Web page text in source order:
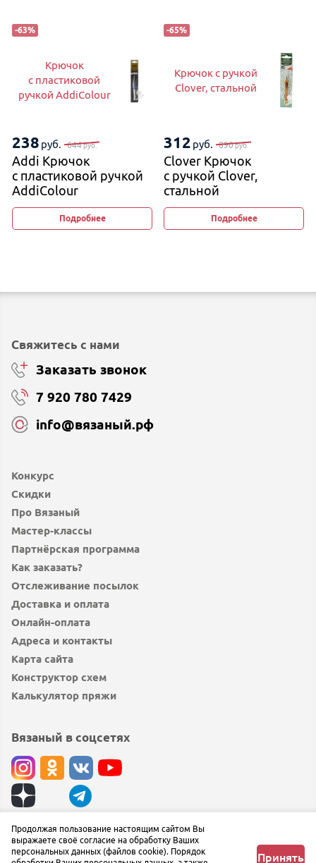
-63%
Крючок
с пластиковой
ручкой AddiColour
238 руб. 644руб.
Addi Крючок
с пластиковой ручкой
AddiColour
Подробнее
-65%
Крючок с ручкой
Clover, стальной
312 руб. 890руб.
Clover Крючок
с ручкой Clover,
стальной
Подробнее
Конкурс
Скидки
Про Вязаный
Мастер-классы
Партнёрская программа
Как заказать?
Отслеживание посылок
Доставка и оплата
Онлайн-оплата
Адреса и контакты
Карта сайта
Конструктор схем
Калькулятор пряжи
Свяжитесь с нами
Заказать звонок
7 920 780 7429
info@вязаный.рф
Вязаный в соцсетях
© вязаный.рф 2019 — 2026
Сообщить об ошибке
Продолжая пользование настоящим сайтом Вы
выражаете своё согласие на обработку Ваших
персональных данных (файлов cookie). Порядок
Принять